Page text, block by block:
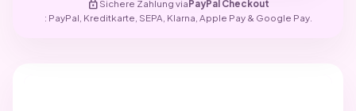
lock Sichere Zahlung viaPayPal Checkout
: PayPal, Kreditkarte, SEPA, Klarna, Apple Pay & Google Pay.